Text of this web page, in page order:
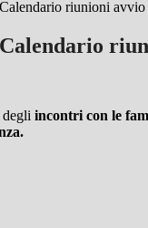
Calendario riunioni avvio
Calendario
incontri con le